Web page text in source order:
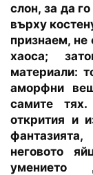
слон, за да
върху
признаем, не
хаоса;
материали:
аморфни
самите
открития и
неговото
умението